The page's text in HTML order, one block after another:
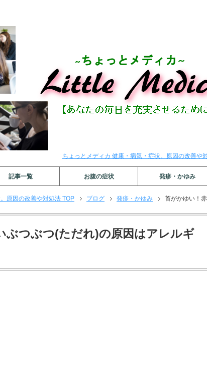
ちょっとメディカ 健康・病気・症状。原因の改善や
記事一覧 お腹の症状 発疹・かゆみ
原因の改善や対処法 TOP ブログ 発疹・かゆみ 首がかゆい！
ぶつぶつ(ただれ)の原因はアレルギ